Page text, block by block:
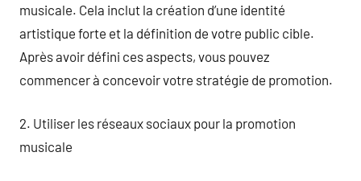
musicale. Cela inclut la création d’une identité
artistique forte et la définition de votre public cible.
Après avoir défini ces aspects, vous pouvez
commencer à concevoir votre stratégie de promotion.
2. Utiliser les réseaux sociaux pour la promotion
musicale